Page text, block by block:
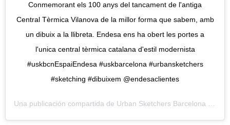
Conmemorant els 100 anys del tancament de l'antiga
Central Tèrmica Vilanova de la millor forma que sabem, amb
un dibuix a la llibreta. Endesa ens ha obert les portes a
l'unica central tèrmica catalana d'estil modernista
#uskbcnEspaiEndesa #uskbarcelona #urbansketchers
#sketching #dibuixem @endesaclientes
Una publicación compartida de Urban Sketchers Barcelona